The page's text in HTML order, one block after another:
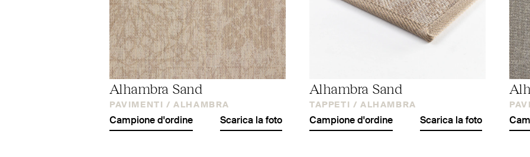
Alhambra Sand
PAVIMENTI / ALHAMBRA
Campione d'ordine Scarica la foto
Alhambra Sand
TAPPETI / ALHAMBRA
Campione d'ordine Scarica la foto